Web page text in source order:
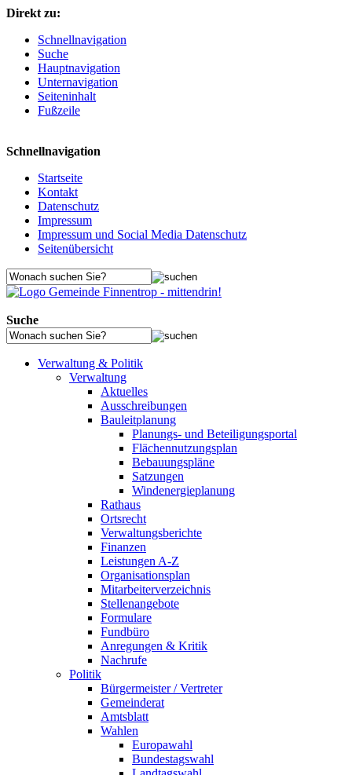
Direkt zu:
Schnellnavigation
Suche
Hauptnavigation
Unternavigation
Seiteninhalt
Fußzeile
Schnellnavigation
Startseite
Kontakt
Datenschutz
Impressum
Impressum und Social Media Datenschutz
Seitenübersicht
Suche
Verwaltung & Politik
Verwaltung
Aktuelles
Ausschreibungen
Bauleitplanung
Planungs- und Beteiligungsportal
Flächennutzungsplan
Bebauungspläne
Satzungen
Windenergieplanung
Rathaus
Ortsrecht
Verwaltungsberichte
Finanzen
Leistungen A-Z
Organisationsplan
Mitarbeiterverzeichnis
Stellenangebote
Formulare
Fundbüro
Anregungen & Kritik
Nachrufe
Politik
Bürgermeister / Vertreter
Gemeinderat
Amtsblatt
Wahlen
Europawahl
Bundestagswahl